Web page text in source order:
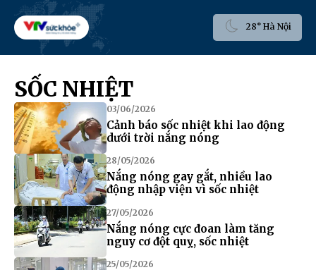
28° Hà Nội
SỐC NHIỆT
03/06/2026
Cảnh báo sốc nhiệt khi lao động
dưới trời nắng nóng
28/05/2026
Nắng nóng gay gắt, nhiều lao
động nhập viện vì sốc nhiệt
27/05/2026
Nắng nóng cực đoan làm tăng
nguy cơ đột quỵ, sốc nhiệt
25/05/2026